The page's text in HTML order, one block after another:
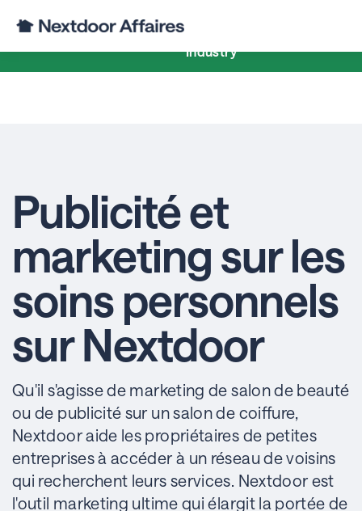
Business Page Business Post
Industry
Publicité et
marketing sur les
soins personnels
sur Nextdoor
Qu'il s'agisse de marketing de salon de beauté
ou de publicité sur un salon de coiffure,
Nextdoor aide les propriétaires de petites
entreprises à accéder à un réseau de voisins
qui recherchent leurs services. Nextdoor est
l'outil marketing ultime qui élargit la portée de